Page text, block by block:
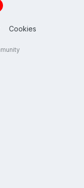
Cookies